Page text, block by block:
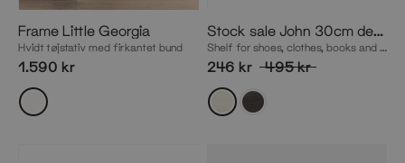
Frame Little Georgia
Hvidt tøjstativ med firkantet bund
1.590 kr
Stock sale John 30cm depth
Shelf for shoes, clothes, books and other storage
246 kr 495 kr